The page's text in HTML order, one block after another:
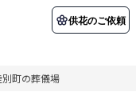
供花のご依頼
別町の葬儀場